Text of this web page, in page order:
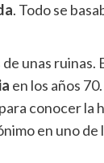
. Todo se
unas ruinas.
en los años
conocer la
en uno de